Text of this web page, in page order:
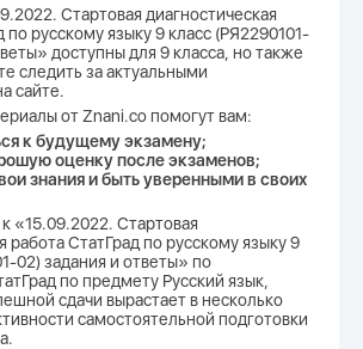
Стартовая диагностическая
по русскому языку 9 класс (РЯ2290101-
доступны для 9 класса, но также
следить за актуальными
сайте.
от Znani.co помогут вам:
к будущему экзамену;
оценку после экзаменов;
знания и быть уверенными в своих
«15.09.2022. Стартовая
работа СтатГрад по русскому языку 9
02) задания и ответы» по
по предмету Русский язык,
сдачи вырастает в несколько
самостоятельной подготовки